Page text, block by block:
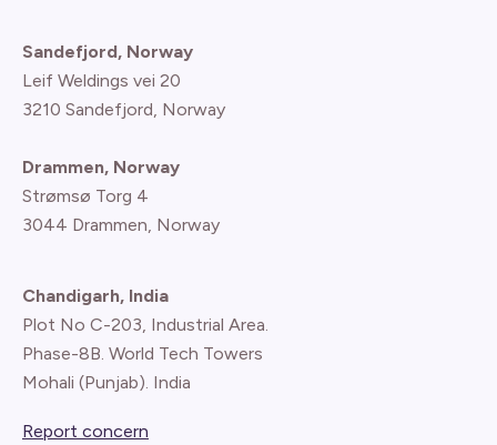
Sandefjord, Norway
Leif Weldings vei 20
3210 Sandefjord, Norway
Drammen, Norway
Strømsø Torg 4
3044 Drammen, Norway
Chandigarh, India
Plot No C-203, Industrial Area.
Phase-8B. World Tech Towers
Mohali (Punjab). India
Report concern